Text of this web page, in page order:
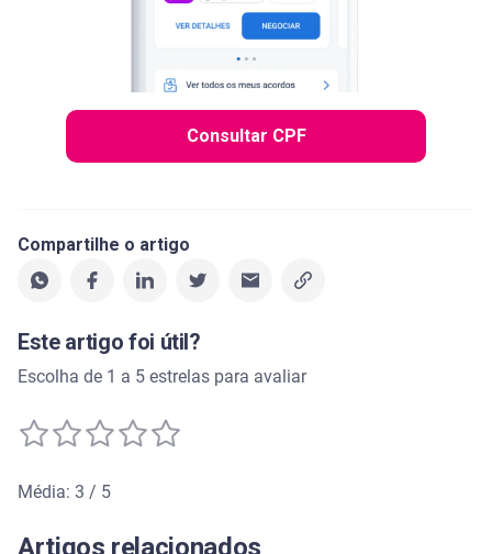
Consultar CPF
Compartilhe o artigo
Este artigo foi útil?
Escolha de 1 a 5 estrelas para avaliar
Média: 3 / 5
Artigos relacionados